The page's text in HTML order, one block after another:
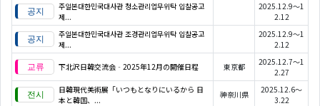
주일본대한민국대사관 청소관리업무위탁 입찰공고
제...
2025.12.9～1
2.12
주일본대한민국대사관 조경관리업무위탁 입찰공고
제...
2025.12.9～1
2.12
下北沢日韓交流会‐2025年12月の開催日程 東京都
2025.12.7～1
2.27
日韓現代美術展「いつもとなりにいるから 日
本と韓国、...
神奈川県
2025.12.6～
3.22